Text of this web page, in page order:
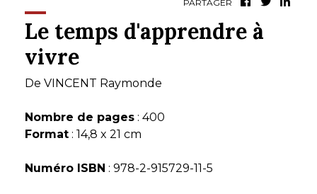
Le temps d'apprendre à
vivre
De VINCENT Raymonde
Nombre de pages : 400
Format : 14,8 x 21 cm
Numéro ISBN : 978-2-915729-11-5
PARTAGER